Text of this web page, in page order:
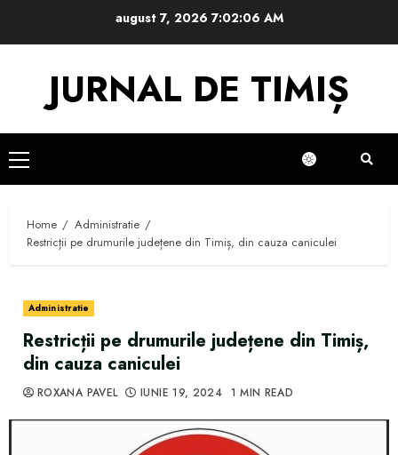
august 7, 20267:02:07 AM
JURNAL DE TIMIȘ
Primary
Menu
Home
Administratie
Restricții pe drumurile județene din Timiș, din cauza caniculei
Administratie
Restricții pe drumurile județene din Timiș,
din cauza caniculei
ROXANA PAVEL IUNIE 19, 2024 1 MIN READ